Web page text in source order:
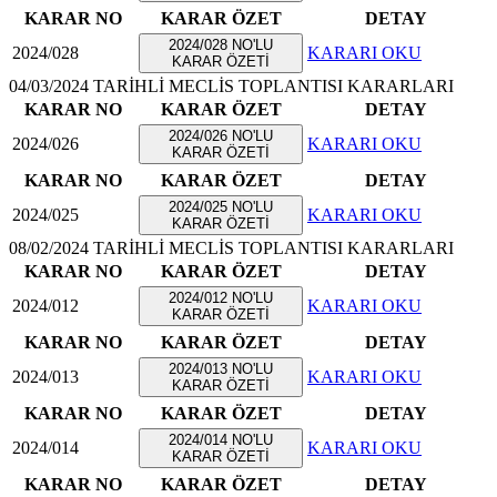
KARAR NO
KARAR ÖZET
DETAY
2024/028
2024/028 NO'LU
KARAR ÖZETİ
KARARI OKU
04/03/2024 TARİHLİ MECLİS TOPLANTISI KARARLARI
KARAR NO
KARAR ÖZET
DETAY
2024/026
2024/026 NO'LU
KARAR ÖZETİ
KARARI OKU
KARAR NO
KARAR ÖZET
DETAY
2024/025
2024/025 NO'LU
KARAR ÖZETİ
KARARI OKU
08/02/2024 TARİHLİ MECLİS TOPLANTISI KARARLARI
KARAR NO
KARAR ÖZET
DETAY
2024/012
2024/012 NO'LU
KARAR ÖZETİ
KARARI OKU
KARAR NO
KARAR ÖZET
DETAY
2024/013
2024/013 NO'LU
KARAR ÖZETİ
KARARI OKU
KARAR NO
KARAR ÖZET
DETAY
2024/014
2024/014 NO'LU
KARAR ÖZETİ
KARARI OKU
KARAR NO
KARAR ÖZET DETAY